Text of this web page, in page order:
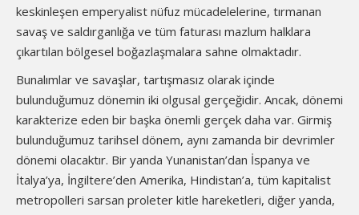
keskinleşen emperyalist nüfuz mücadelelerine, tırmanan
savaş ve saldırganlığa ve tüm faturası mazlum halklara
çıkartılan bölgesel boğazlaşmalara sahne olmaktadır.
Bunalımlar ve savaşlar, tartışmasız olarak içinde
bulunduğumuz dönemin iki olgusal gerçeğidir. Ancak, dönemi
karakterize eden bir başka önemli gerçek daha var. Girmiş
bulunduğumuz tarihsel dönem, aynı zamanda bir devrimler
dönemi olacaktır. Bir yanda Yunanistan’dan İspanya ve
İtalya’ya, İngiltere’den Amerika, Hindistan’a, tüm kapitalist
metropolleri sarsan proleter kitle hareketleri, diğer yanda,